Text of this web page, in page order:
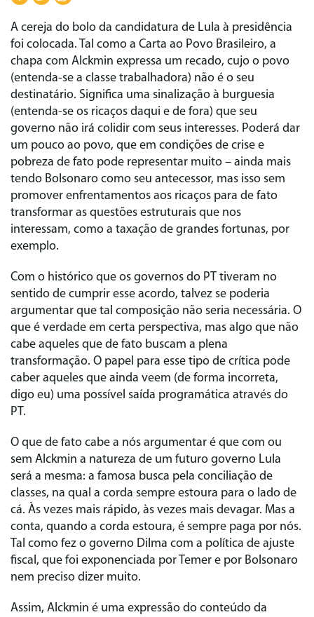
A cereja do bolo da candidatura de Lula à presidência
foi colocada. Tal como a Carta ao Povo Brasileiro, a
chapa com Alckmin expressa um recado, cujo o povo
(entenda-se a classe trabalhadora) não é o seu
destinatário. Significa uma sinalização à burguesia
(entenda-se os ricaços daqui e de fora) que seu
governo não irá colidir com seus interesses. Poderá dar
um pouco ao povo, que em condições de crise e
pobreza de fato pode representar muito – ainda mais
tendo Bolsonaro como seu antecessor, mas isso sem
promover enfrentamentos aos ricaços para de fato
transformar as questões estruturais que nos
interessam, como a taxação de grandes fortunas, por
exemplo.
Com o histórico que os governos do PT tiveram no
sentido de cumprir esse acordo, talvez se poderia
argumentar que tal composição não seria necessária. O
que é verdade em certa perspectiva, mas algo que não
cabe aqueles que de fato buscam a plena
transformação. O papel para esse tipo de crítica pode
caber aqueles que ainda veem (de forma incorreta,
digo eu) uma possível saída programática através do
PT.
O que de fato cabe a nós argumentar é que com ou
sem Alckmin a natureza de um futuro governo Lula
será a mesma: a famosa busca pela conciliação de
classes, na qual a corda sempre estoura para o lado de
cá. Às vezes mais rápido, às vezes mais devagar. Mas a
conta, quando a corda estoura, é sempre paga por nós.
Tal como fez o governo Dilma com a política de ajuste
fiscal, que foi exponenciada por Temer e por Bolsonaro
nem preciso dizer muito.
Assim, Alckmin é uma expressão do conteúdo da